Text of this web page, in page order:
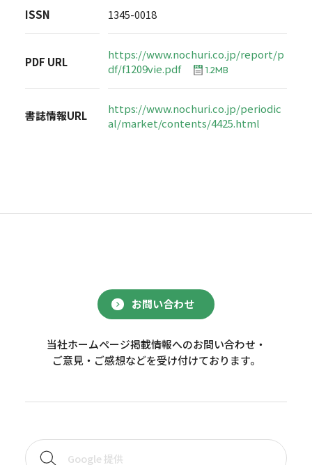
ISSN 1345-0018
PDF URL
https://www.nochuri.co.jp/report/p
df/f1209vie.pdf
1.2MB
書誌情報URL
https://www.nochuri.co.jp/periodic
al/market/contents/4425.html
お問い合わせ
当社ホームページ掲載情報へのお問い合わせ・
ご意見・ご感想などを受け付けております。